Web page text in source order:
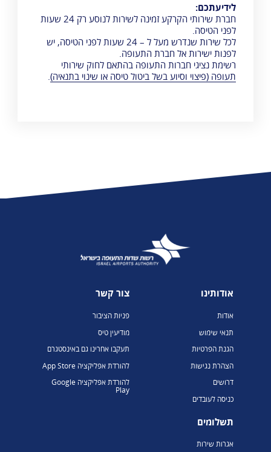
לידיעתכם:
חברת שירותי הקרקע זמינה לשירות לנוסע רק 24 שעות
לפני הטיסה.
לכל שירות שנדרש מעל ל – 24 שעות לפני הטיסה, יש
לפנות ישירות אל חברת התעופה.
רשימת נציגי חברות התעופה בהתאם לחוק שירותי
תעופה (פיצוי וסיוע בשל ביטול טיסה או שינוי בתנאיה)
אודותינו
אודות
תנאי שימוש
הגנת הפרטיות
הצהרת נגישות
דרושים
כניסה לעובדים
תשלומים
אגרות שירות
צור קשר
פניות הציבור
מודיעין טיס
תעקבו אחרינו גם באינסטגרם
להורדת אפליקציה App Store
להורדת אפליקציה Google
Play